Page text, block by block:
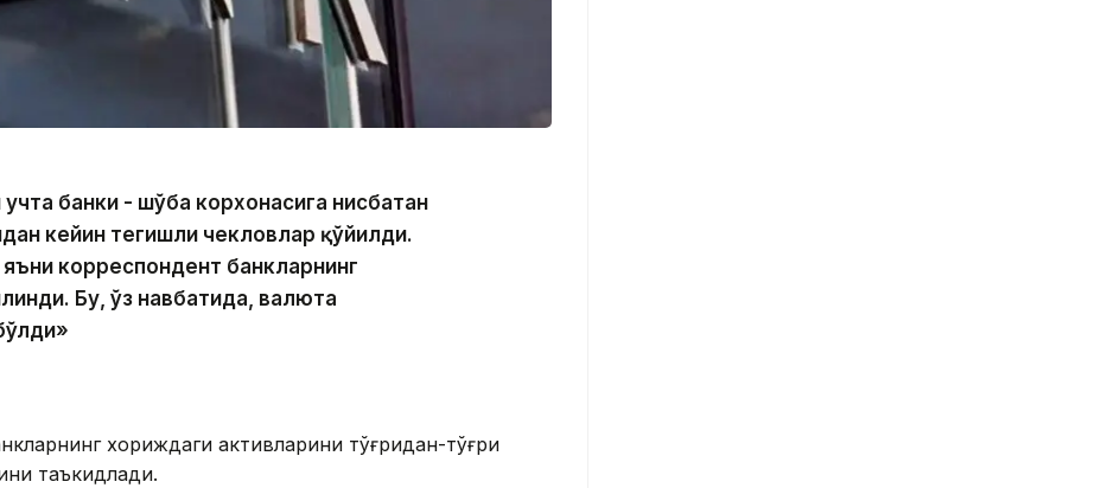
учта банки - шўба корхонасига нисбатан
кейин тегишли чекловлар қўйилди.
корреспондент банкларнинг
Бу, ўз навбатида, валюта
хориждаги активларини тўғридан-тўғри
таъкидлади.